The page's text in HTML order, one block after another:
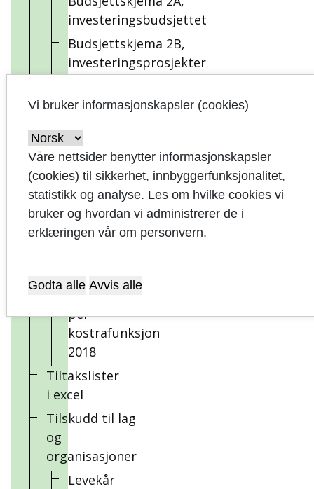
investeringsbudsjettet
Budsjettskjema 2B,
investeringsprosjekter
oversikt drift
investeringer
Netto
driftsresultat,
konsern
Driftsbudsjett
Driftsrammer
per
kostrafunksjon
2018
Tiltakslister
i excel
Tilskudd til lag
og
organisasjoner
Levekår
Vi bruker informasjonskapsler (cookies)
Våre nettsider benytter informasjonskapsler
(cookies) til sikkerhet, innbyggerfunksjonalitet,
statistikk og analyse. Les om hvilke cookies vi
bruker og hvordan vi administrerer de i
erklæringen vår om personvern.
Godta alle Avvis alle